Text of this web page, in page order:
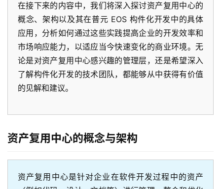
在接下来的内容中，我们将深入探讨资产复用中心的
概念、架构以及其在普元 EOS 构件化开发中的具体
应用，分析如何通过这些实践提高企业的开发效率和
市场响应能力，以适应当今快速变化的商业环境。无
论是对资产复用中心感兴趣的管理层，还是希望深入
了解构件化开发的技术团队，都能够从中获得有价值
的见解和建议。
资产复用中心的概念与架构
资产复用中心是针对企业在软件开发过程中的资产